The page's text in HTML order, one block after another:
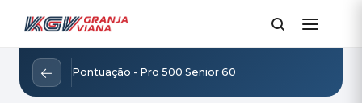
← Pontuação - Pro 500 Senior 60